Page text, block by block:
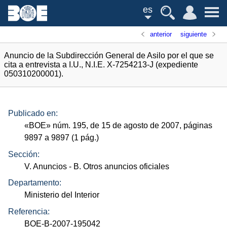
es
anterior siguiente
Anuncio de la Subdirección General de Asilo por el que se
cita a entrevista a I.U., N.I.E. X-7254213-J (expediente
050310200001).
Publicado en:
«BOE» núm. 195, de 15 de agosto de 2007, páginas
9897 a 9897 (1 pág.)
Sección:
V. Anuncios - B. Otros anuncios oficiales
Departamento:
Ministerio del Interior
Referencia:
BOE-B-2007-195042